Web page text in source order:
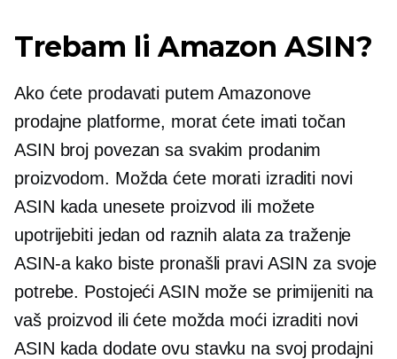
Trebam li Amazon ASIN?
Ako ćete prodavati putem Amazonove
prodajne platforme, morat ćete imati točan
ASIN broj povezan sa svakim prodanim
proizvodom. Možda ćete morati izraditi novi
ASIN kada unesete proizvod ili možete
upotrijebiti jedan od raznih alata za traženje
ASIN-a kako biste pronašli pravi ASIN za svoje
potrebe. Postojeći ASIN može se primijeniti na
vaš proizvod ili ćete možda moći izraditi novi
ASIN kada dodate ovu stavku na svoj prodajni